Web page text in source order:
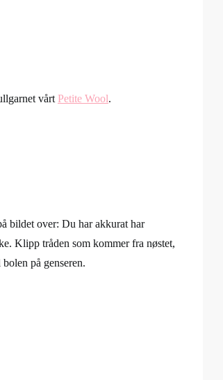
vårt Petite Wool.
bildet over: Du har akkurat har
Klipp tråden som kommer fra nøstet,
på genseren.